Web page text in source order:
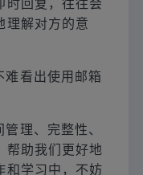
理解对方的意
难看出使用邮箱
理、完整性、
帮助我们更好地
和学习中，不妨